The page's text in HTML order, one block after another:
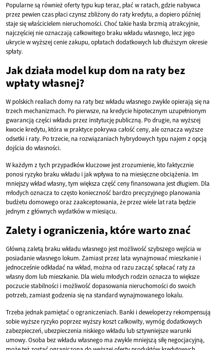
Popularne są również oferty typu kup teraz, płać w ratach, gdzie nabywca
przez pewien czas płaci czynsz zbliżony do raty kredytu, a dopiero później
staje się właścicielem nieruchomości. Choć takie hasła brzmią atrakcyjnie,
najczęściej nie oznaczają całkowitego braku wkładu własnego, lecz jego
ukrycie w wyższej cenie zakupu, opłatach dodatkowych lub dłuższym okresie
spłaty.
Jak działa model kup dom na raty bez
wpłaty własnej?
W polskich realiach domy na raty bez wkładu własnego zwykle opierają się na
trzech mechanizmach. Po pierwsze, na kredycie hipotecznym uzupełnionym
gwarancją części wkładu przez instytucję publiczną. Po drugie, na wyższej
kwocie kredytu, która w praktyce pokrywa całość ceny, ale oznacza wyższe
odsetki i raty. Po trzecie, na rozwiązaniach hybrydowych typu najem z opcją
dojścia do własności.
W każdym z tych przypadków kluczowe jest zrozumienie, kto faktycznie
ponosi ryzyko braku wkładu i jak wpływa to na miesięczne obciążenia. Im
mniejszy wkład własny, tym większa część ceny finansowana jest długiem. Dla
młodych oznacza to często konieczność bardzo precyzyjnego planowania
budżetu domowego oraz zaakceptowania, że przez wiele lat rata będzie
jednym z głównych wydatków w miesiącu.
Zalety i ograniczenia, które warto znać
Główną zaletą braku wkładu własnego jest możliwość szybszego wejścia w
posiadanie własnego lokum. Zamiast przez lata wynajmować mieszkanie i
jednocześnie odkładać na wkład, można od razu zacząć spłacać raty za
własny dom lub mieszkanie. Dla wielu młodych rodzin oznacza to większe
poczucie stabilności i możliwość dopasowania nieruchomości do swoich
potrzeb, zamiast godzenia się na standard wynajmowanego lokalu.
Trzeba jednak pamiętać o ograniczeniach. Banki i deweloperzy rekompensują
sobie wyższe ryzyko poprzez wyższy koszt całkowity, wymóg dodatkowych
zabezpieczeń, ubezpieczenia niskiego wkładu lub sztywniejsze warunki
umowy. Osoba bez wkładu własnego ma zwykle mniejszą siłę negocjacyjną,